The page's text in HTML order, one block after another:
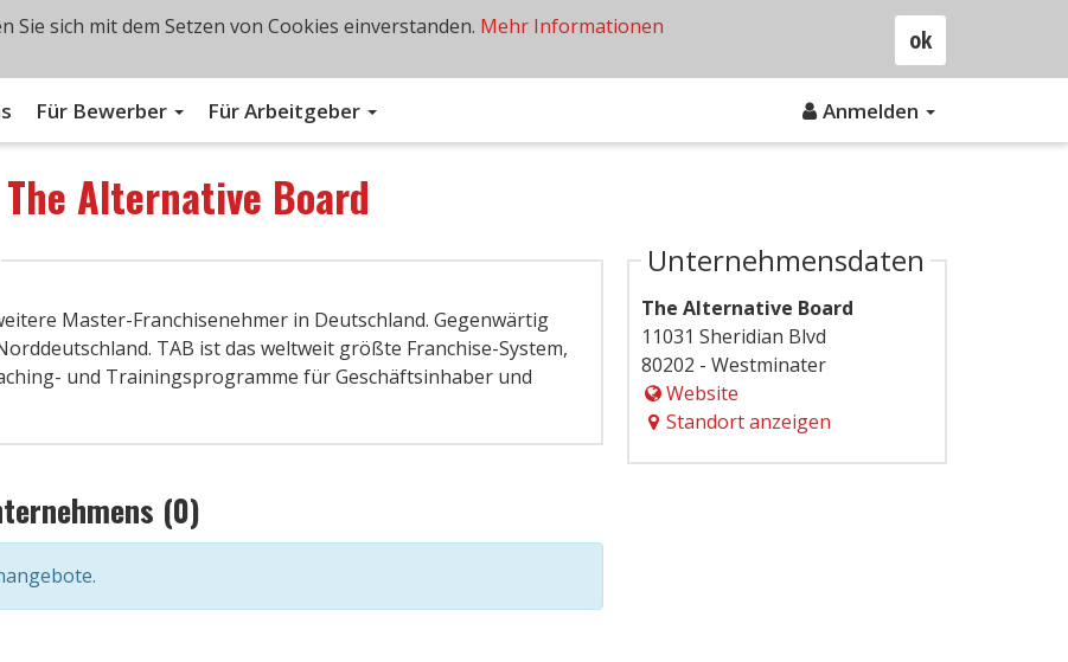
Für Bewerber Für Arbeitgeber Anmelden
The Alternative Board
Master-Franchisenehmer in Deutschland. Gegenwärtig
TAB ist das weltweit größte Franchise-System,
und Trainingsprogramme für Geschäftsinhaber und
Unternehmensdaten
The Alternative Board
11031 Sheridian Blvd
80202 - Westminater
Website
Standort anzeigen
(0)
ok
sich mit dem Setzen von Cookies einverstanden. Mehr Informationen